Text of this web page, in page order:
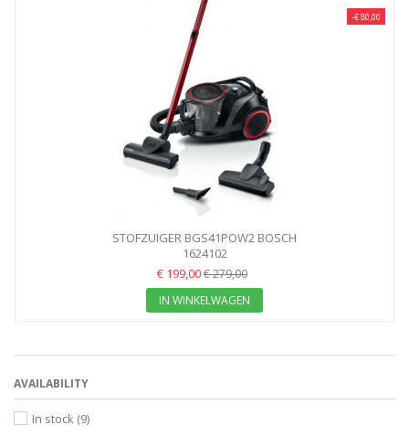
-€ 80,00
STOFZUIGER BGS41POW2 BOSCH
1624102
€ 199,00€ 279,00
IN WINKELWAGEN
AVAILABILITY
In stock (9)